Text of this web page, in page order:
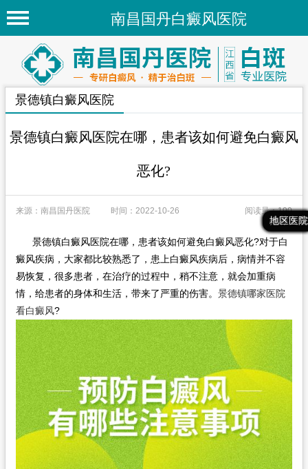
南昌国丹白癜风医院
首页
医院简介
医院新闻
专家团队
白癜风常识
白癜风人群
白癜风部位
地区医院
在线问诊
最新文章
热门文章
推荐文章
地区医院
景德镇白癜风医院
景德镇白癜风医院在哪，患者该如何避免白癜风
恶化?
来源：南昌国丹医院 时间：2022-10-26 阅读量：190
景德镇白癜风医院在哪，患者该如何避免白癜风恶化?对于白
癜风疾病，大家都比较熟悉了，患上白癜风疾病后，病情并不容
易恢复，很多患者，在治疗的过程中，稍不注意，就会加重病
情，给患者的身体和生活，带来了严重的伤害。 景德镇哪家医院
看白癜风?